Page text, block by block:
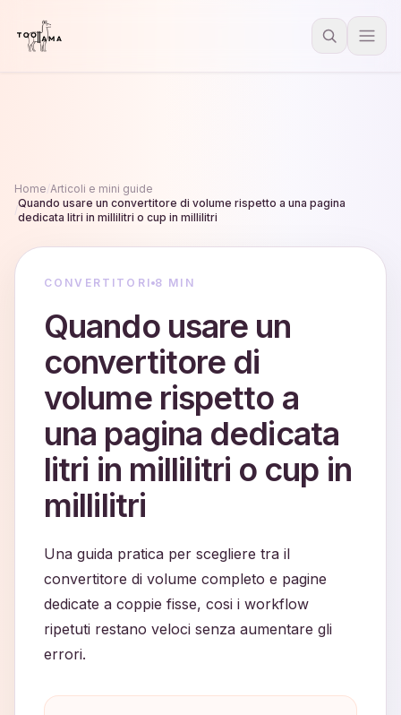
Home Articoli e mini guide
Quando usare un convertitore di volume rispetto a una pagina
dedicata litri in millilitri o cup in millilitri
CONVERTITORI 8 MIN
Quando usare un
convertitore di
volume rispetto a
una pagina dedicata
litri in millilitri o cup in
millilitri
Una guida pratica per scegliere tra il
convertitore di volume completo e pagine
dedicate a coppie fisse, cosi i workflow
ripetuti restano veloci senza aumentare gli
errori.